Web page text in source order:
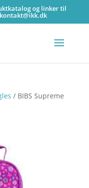
og linker til
kontakt@ikk.dk
/ BIBS Supreme